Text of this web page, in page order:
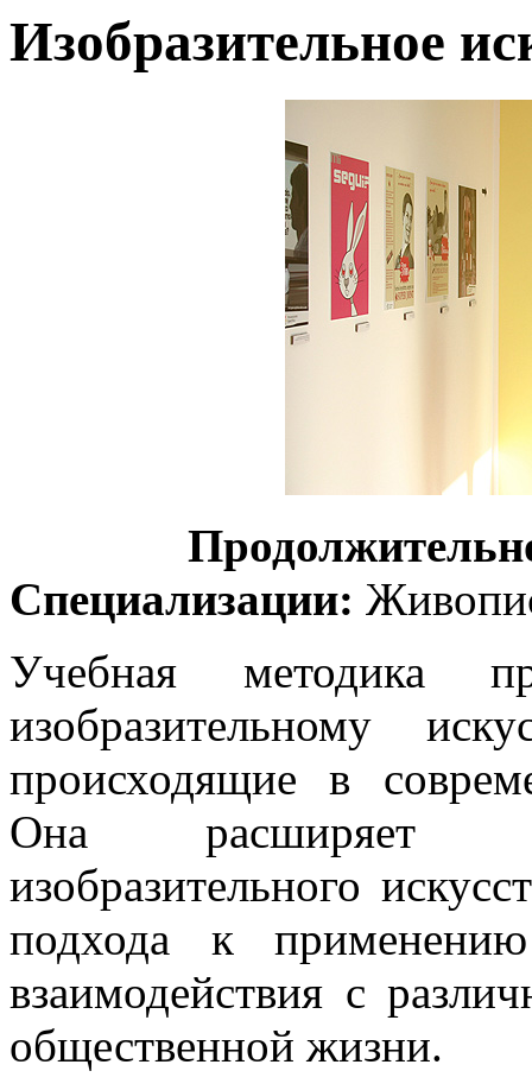
Изобразительное
Специализации:
Учебная методика
изобразительному
происходящие в
Она расширяет
изобразительного
подхода к
взаимодействия с
общественной жизни.